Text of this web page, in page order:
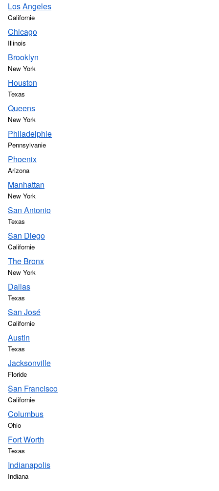
Los Angeles
Californie
Chicago
Illinois
Brooklyn
New York
Houston
Texas
Queens
New York
Philadelphie
Pennsylvanie
Phoenix
Arizona
Manhattan
New York
San Antonio
Texas
San Diego
Californie
The Bronx
New York
Dallas
Texas
San José
Californie
Austin
Texas
Jacksonville
Floride
San Francisco
Californie
Columbus
Ohio
Fort Worth
Texas
Indianapolis
Indiana